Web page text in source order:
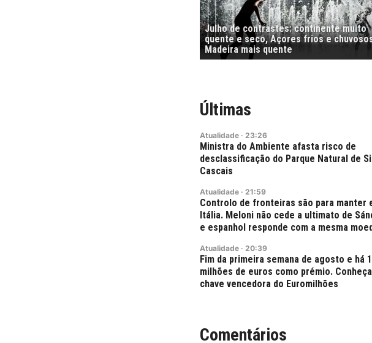
Julho de contrastes: continente muito
quente e seco, Açores frios e
Madeira mais quente
Últimas
Atualidade · 23:26
Ministra do Ambiente afasta risco de
desclassificação do Parque Natural de
Cascais
Atualidade · 21:59
Controlo de fronteiras são para manter
Itália. Meloni não cede a ultimato de
e espanhol responde com a mesma
Atualidade · 20:39
Fim da primeira semana de agosto e há
milhões de euros como prémio.
chave vencedora do Euromilhões
Comentários